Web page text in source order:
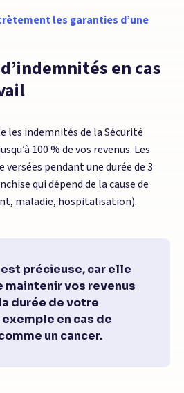
les garanties d’une
en cas
indemnités de la Sécurité
100 % de vos revenus. Les
pendant une durée de 3
qui dépend de la cause de
maladie, hospitalisation).
précieuse, car elle
maintenir vos revenus
durée de votre
en cas de
un cancer.